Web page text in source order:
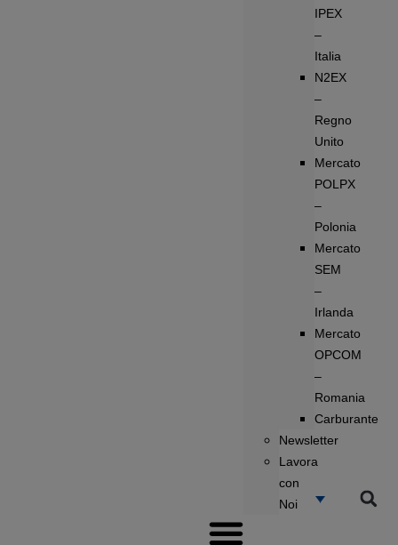
IPEX
–
Italia
N2EX
–
Regno
Unito
Mercato
POLPX
–
Polonia
Mercato
SEM
–
Irlanda
Mercato
OPCOM
–
Romania
Carburante
Newsletter
Lavora
con
Noi